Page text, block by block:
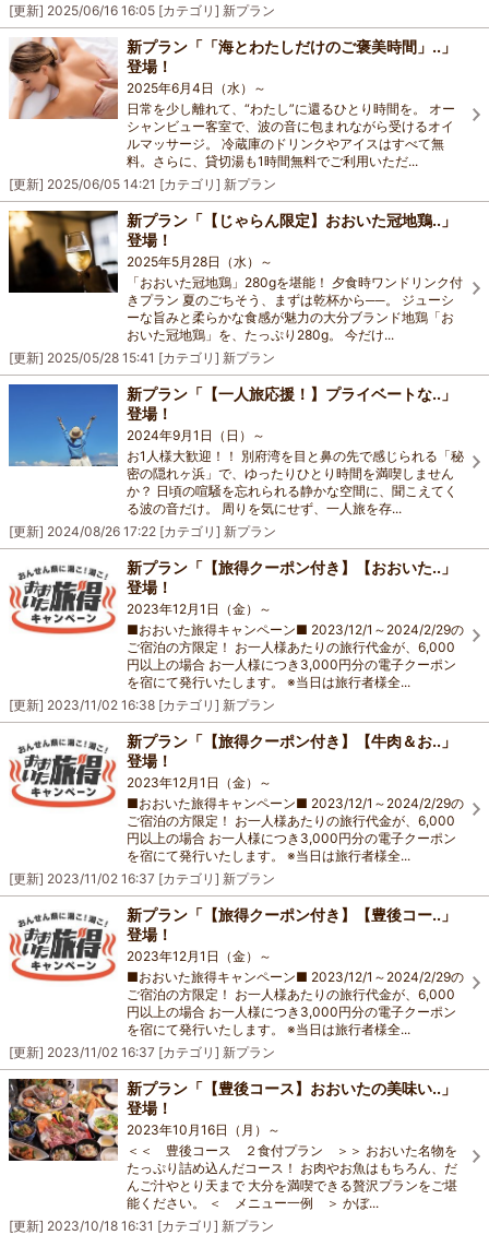
[更新] 2025/06/16 16:05 [カテゴリ] 新プラン
新プラン「「海とわたしだけのご褒美時間」..」
登場！
2025年6月4日（水）～
日常を少し離れて、“わたし”に還るひとり時間を。 オー
シャンビュー客室で、波の音に包まれながら受けるオイ
ルマッサージ。 冷蔵庫のドリンクやアイスはすべて無
料。さらに、貸切湯も1時間無料でご利用いただ...
[更新] 2025/06/05 14:21 [カテゴリ] 新プラン
新プラン「【じゃらん限定】おおいた冠地鶏..」
登場！
2025年5月28日（水）～
「おおいた冠地鶏」280gを堪能！ 夕食時ワンドリンク付
きプラン 夏のごちそう、まずは乾杯から──。 ジューシ
ーな旨みと柔らかな食感が魅力の大分ブランド地鶏「お
おいた冠地鶏」を、たっぷり280g。 今だけ...
[更新] 2025/05/28 15:41 [カテゴリ] 新プラン
新プラン「【一人旅応援！】プライベートな..」
登場！
2024年9月1日（日）～
お1人様大歓迎！！ 別府湾を目と鼻の先で感じられる「秘
密の隠れヶ浜」で、ゆったりひとり時間を満喫しません
か？ 日頃の喧騒を忘れられる静かな空間に、聞こえてく
る波の音だけ。 周りを気にせず、一人旅を存...
[更新] 2024/08/26 17:22 [カテゴリ] 新プラン
新プラン「【旅得クーポン付き】【おおいた..」
登場！
2023年12月1日（金）～
■おおいた旅得キャンペーン■ 2023/12/1～2024/2/29の
ご宿泊の方限定！ お一人様あたりの旅行代金が、6,000
円以上の場合 お一人様につき3,000円分の電子クーポン
を宿にて発行いたします。 ※当日は旅行者様全...
[更新] 2023/11/02 16:38 [カテゴリ] 新プラン
新プラン「【旅得クーポン付き】【牛肉＆お..」
登場！
2023年12月1日（金）～
■おおいた旅得キャンペーン■ 2023/12/1～2024/2/29の
ご宿泊の方限定！ お一人様あたりの旅行代金が、6,000
円以上の場合 お一人様につき3,000円分の電子クーポン
を宿にて発行いたします。 ※当日は旅行者様全...
[更新] 2023/11/02 16:37 [カテゴリ] 新プラン
新プラン「【旅得クーポン付き】【豊後コー..」
登場！
2023年12月1日（金）～
■おおいた旅得キャンペーン■ 2023/12/1～2024/2/29の
ご宿泊の方限定！ お一人様あたりの旅行代金が、6,000
円以上の場合 お一人様につき3,000円分の電子クーポン
を宿にて発行いたします。 ※当日は旅行者様全...
[更新] 2023/11/02 16:37 [カテゴリ] 新プラン
新プラン「【豊後コース】おおいたの美味い..」
登場！
2023年10月16日（月）～
＜＜ 豊後コース ２食付プラン ＞＞ おおいた名物を
たっぷり詰め込んだコース！ お肉やお魚はもちろん、だ
んご汁やとり天まで 大分を満喫できる贅沢プランをご堪
能ください。 ＜ メニュー一例 ＞ かぼ...
[更新] 2023/10/18 16:31 [カテゴリ] 新プラン